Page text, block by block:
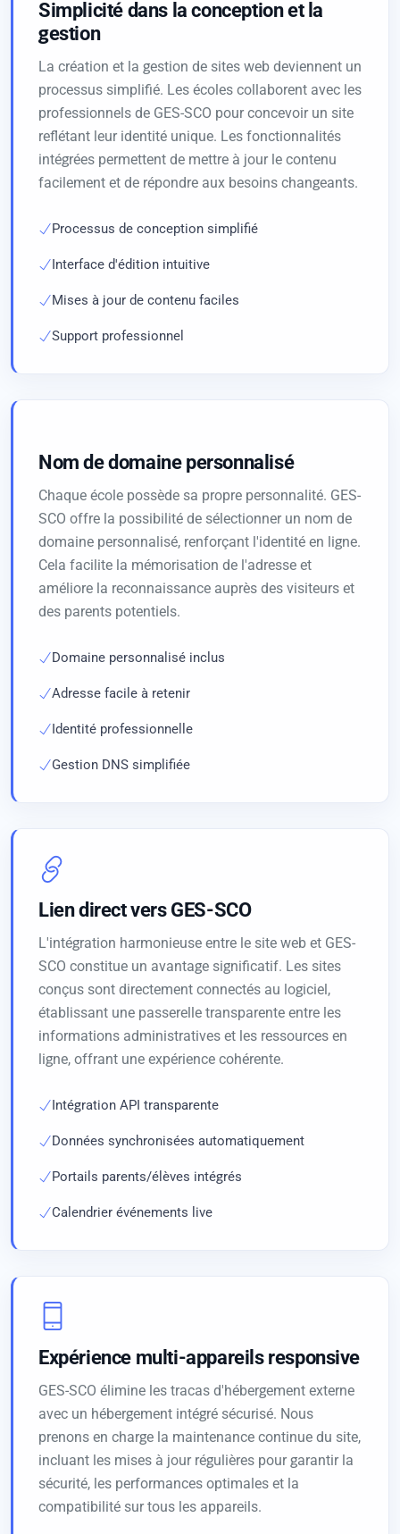
Simplicité dans la conception et la
gestion
La création et la gestion de sites web deviennent un
processus simplifié. Les écoles collaborent avec les
professionnels de GES-SCO pour concevoir un site
reflétant leur identité unique. Les fonctionnalités
intégrées permettent de mettre à jour le contenu
facilement et de répondre aux besoins changeants.
Processus de conception simplifié
Interface d'édition intuitive
Mises à jour de contenu faciles
Support professionnel
Nom de domaine personnalisé
Chaque école possède sa propre personnalité. GES-
SCO offre la possibilité de sélectionner un nom de
domaine personnalisé, renforçant l'identité en ligne.
Cela facilite la mémorisation de l'adresse et
améliore la reconnaissance auprès des visiteurs et
des parents potentiels.
Domaine personnalisé inclus
Adresse facile à retenir
Identité professionnelle
Gestion DNS simplifiée
Lien direct vers GES-SCO
L'intégration harmonieuse entre le site web et GES-
SCO constitue un avantage significatif. Les sites
conçus sont directement connectés au logiciel,
établissant une passerelle transparente entre les
informations administratives et les ressources en
ligne, offrant une expérience cohérente.
Intégration API transparente
Données synchronisées automatiquement
Portails parents/élèves intégrés
Calendrier événements live
Expérience multi-appareils responsive
GES-SCO élimine les tracas d'hébergement externe
avec un hébergement intégré sécurisé. Nous
prenons en charge la maintenance continue du site,
incluant les mises à jour régulières pour garantir la
sécurité, les performances optimales et la
compatibilité sur tous les appareils.